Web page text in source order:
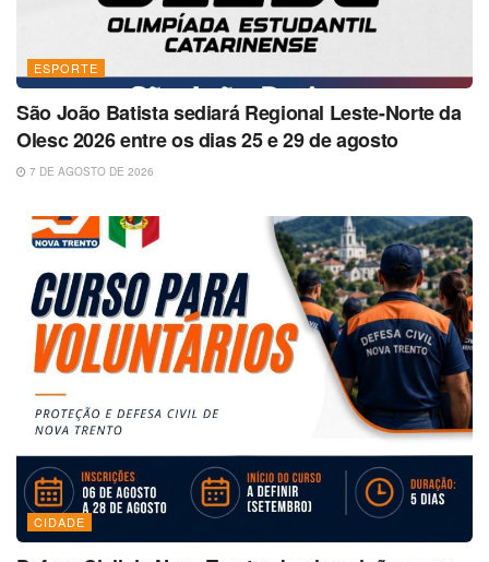
ESPORTE
São João Batista sediará Regional Leste-Norte da
Olesc 2026 entre os dias 25 e 29 de agosto
7 DE AGOSTO DE 2026
CIDADE